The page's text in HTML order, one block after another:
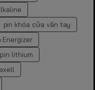
pin khóa cửa vân tay
Energizer
pin lithium